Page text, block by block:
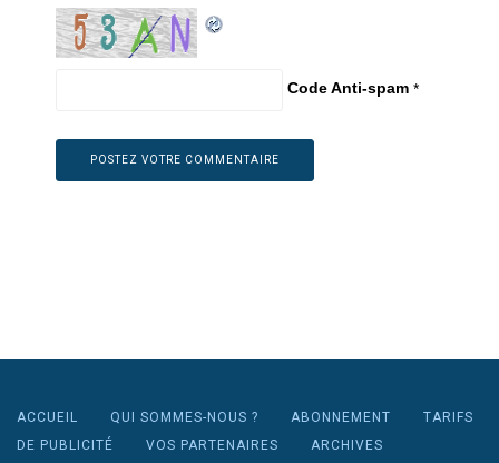
Code Anti-spam *
ACCUEIL QUI SOMMES-NOUS ? ABONNEMENT
TARIFS
DE PUBLICITÉ
VOS PARTENAIRES ARCHIVES